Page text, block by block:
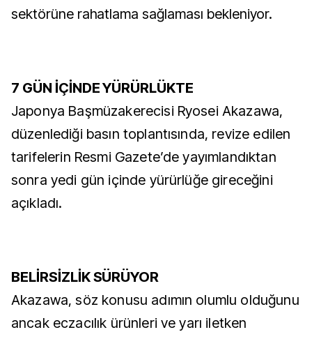
sektörüne rahatlama sağlaması bekleniyor.
7 GÜN İÇİNDE YÜRÜRLÜKTE
Japonya Başmüzakerecisi Ryosei Akazawa,
düzenlediği basın toplantısında, revize edilen
tarifelerin Resmi Gazete’de yayımlandıktan
sonra yedi gün içinde yürürlüğe gireceğini
açıkladı.
BELİRSİZLİK SÜRÜYOR
Akazawa, söz konusu adımın olumlu olduğunu
ancak eczacılık ürünleri ve yarı iletken